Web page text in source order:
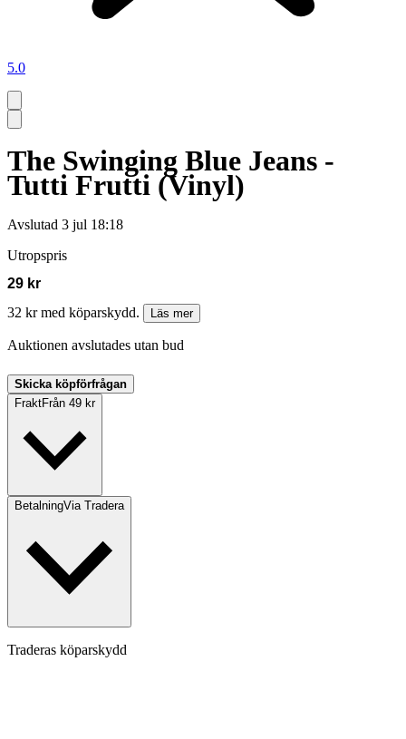
5.0
The Swinging Blue Jeans -
Tutti Frutti (Vinyl)
Avslutad 3 jul 18:18
Utropspris
29 kr
32 kr med köparskydd.
Läs mer
Auktionen avslutades utan bud
Skicka köpförfrågan
FraktFrån 49 kr
BetalningVia Tradera
Traderas köparskydd